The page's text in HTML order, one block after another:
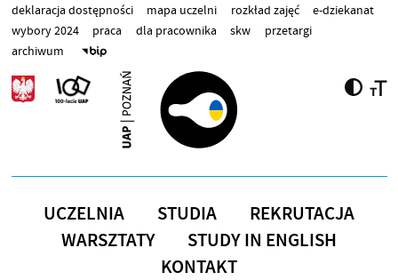
Przejdź do treści
deklaracja dostępności mapa uczelni rozkład zajęć
e-dziekanat
wybory 2024
praca dla pracownika skw
przetargi
archiwum
UCZELNIA STUDIA
REKRUTACJA
WARSZTATY
STUDY IN ENGLISH
KONTAKT